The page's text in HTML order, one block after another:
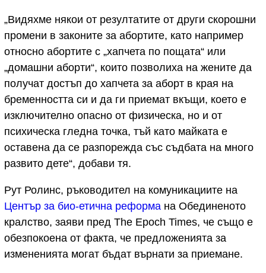
„Видяхме някои от резултатите от други скорошни
промени в законите за абортите, като например
относно абортите с „хапчета по пощата“ или
„домашни аборти“, които позволиха на жените да
получат достъп до хапчета за аборт в края на
бременността си и да ги приемат вкъщи, което е
изключително опасно от физическа, но и от
психическа гледна точка, тъй като майката е
оставена да се разпорежда със съдбата на много
развито дете“, добави тя.
Рут Ролинс, ръководител на комуникациите на
Център за био-етична реформа на Обединеното
кралство, заяви пред The Epoch Times, че също е
обезпокоена от факта, че предложенията за
измененията могат бъдат върнати за приемане.